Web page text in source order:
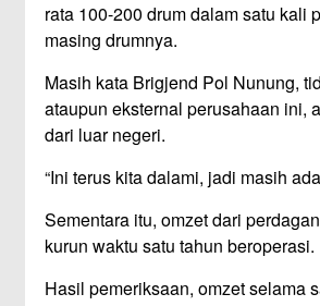
rata 100-200 drum dalam satu kali
masing drumnya.
Masih kata Brigjend Pol Nunung,
ataupun eksternal perusahaan ini,
dari luar negeri.
“Ini terus kita dalami, jadi masih
Sementara itu, omzet dari
kurun waktu satu tahun beroperasi.
Hasil pemeriksaan, omzet selama